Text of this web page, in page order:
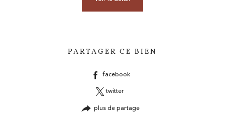
PARTAGER CE BIEN
facebook
twitter
plus de partage